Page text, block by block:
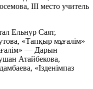
III место учитель
Ельнур Саят,
«Тапқыр мұғалім»
— Дарын
Атайбекова,
«Ізденімпаз